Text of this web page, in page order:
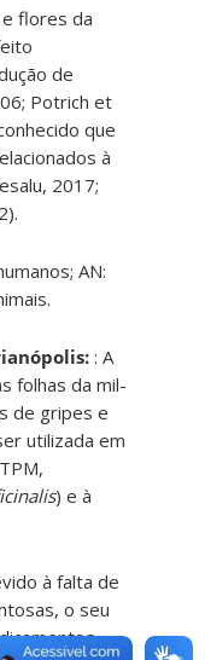
flores da
de
Potrich et
que
à
2017;
AN:
: A
folhas da mil-
de gripes e
utilizada em
) e à
à falta de
o seu